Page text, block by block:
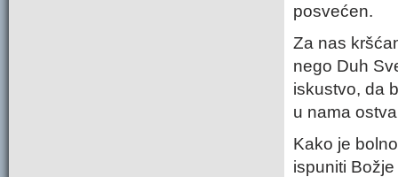
posvećen.
Za nas
nego Duh
iskustvo, da
u nama
Kako je
ispuniti